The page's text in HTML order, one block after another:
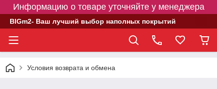
Информацию о товаре уточняйте у менеджера
BIGm2- Ваш лучший выбор наполных покрытий
Условия возврата и обмена